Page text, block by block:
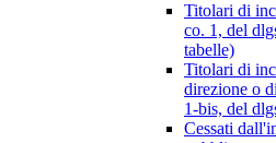
Titolari di
co. 1, del
tabelle)
Titolari di
direzione o
1-bis, del
Cessati